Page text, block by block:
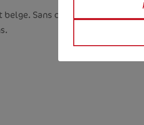
Sans colorants ni